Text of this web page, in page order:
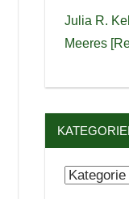
Julia R.
Meeres
Kategorien